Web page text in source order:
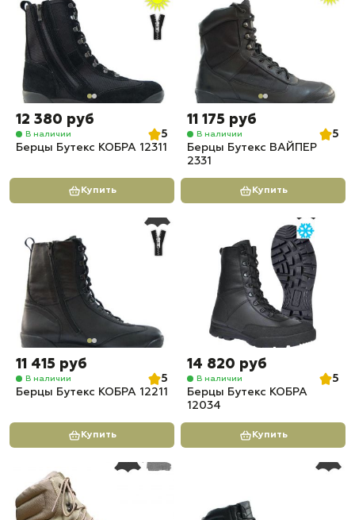
12 380 руб
В наличии
5
Берцы Бутекс КОБРА 12311
Купить
11 175 руб
В наличии
5
Берцы Бутекс ВАЙПЕР
2331
Купить
11 415 руб
В наличии
5
Берцы Бутекс КОБРА 12211
Купить
14 820 руб
В наличии
5
Берцы Бутекс КОБРА
12034
Купить